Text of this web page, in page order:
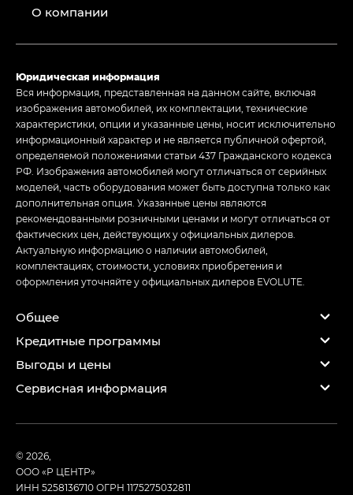
О компании
Юридическая информация
Вся информация, представленная на данном сайте, включая
изображения автомобилей, их комплектации, технические
характеристики, опции и указанные цены, носит исключительно
информационный характер и не является публичной офертой,
определяемой положениями статьи 437 Гражданского кодекса
РФ. Изображения автомобилей могут отличаться от серийных
моделей, часть оборудования может быть доступна только как
дополнительная опция. Указанные цены являются
рекомендованными розничными ценами и могут отличаться от
фактических цен, действующих у официальных дилеров.
Актуальную информацию о наличии автомобилей,
комплектациях, стоимости, условиях приобретения и
оформления уточняйте у официальных дилеров EVOLUTE.
Общее
Кредитные программы
Выгоды и цены
Сервисная информация
© 2026,
ООО «Р ЦЕНТР»
ИНН 5258136710ОГРН 1175275032811